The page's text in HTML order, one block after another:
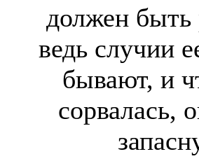
должен быть
ведь случии
бывают, и
сорвалась,